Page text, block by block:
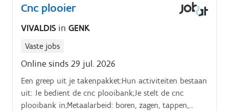
Cnc plooier
VIVALDIS in GENK
Vaste jobs
Online sinds 29 jul. 2026
Een greep uit je takenpakket:Hun activiteiten bestaan
uit: Je bedient de cnc plooibank;Je stelt de cnc
plooibank in;Metaalarbeid: boren, zagen, tappen,